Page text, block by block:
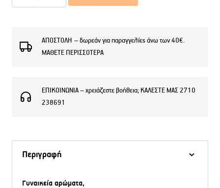
Γυναικεία
OPAL
ΑΠΟΣΤΟΛΗ – δωρεάν για παραγγελίες άνω των 40€.
ΜΑΘΕΤΕ ΠΕΡΙΣΣΟΤΕΡΑ
ΕΠΙΚΟΙΝΩΝΙΑ – χρειάζεστε βοήθεια; ΚΑΛΕΣΤΕ ΜΑΣ 2710
238691
Περιγραφή
Γυναικεία αρώματα,